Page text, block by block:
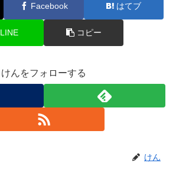
Facebook はてブ
LINE コピー
けんをフォローする
けん